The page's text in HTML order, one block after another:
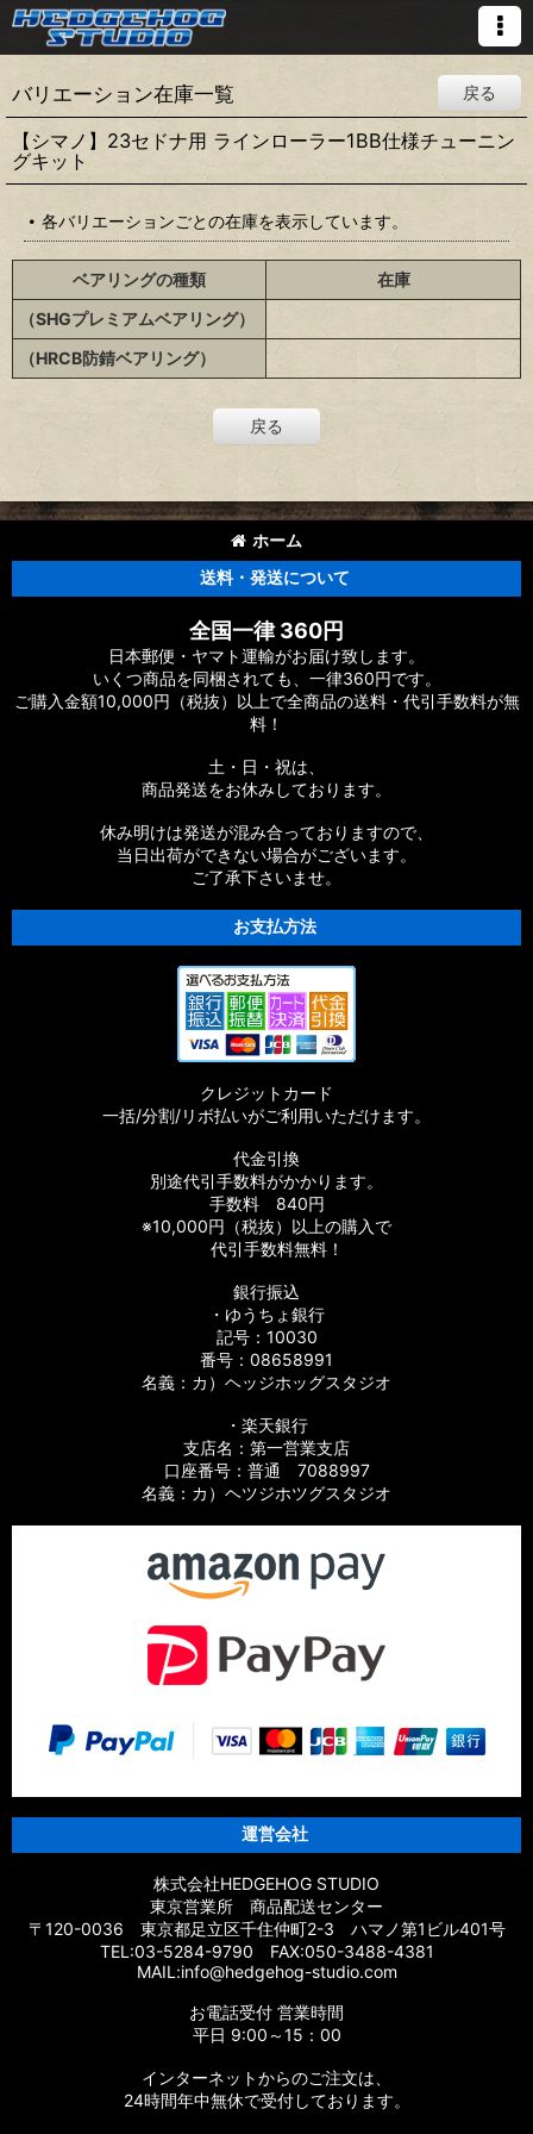
バリエーション在庫一覧 戻る
【シマノ】23セドナ用 ラインローラー1BB仕様チューニン
グキット
各バリエーションごとの在庫を表示しています。
ベアリングの種類
在庫
（SHGプレミアムベアリング）
（HRCB防錆ベアリング）
戻る
ホーム
送料・発送について
全国一律 360円
日本郵便・ヤマト運輸がお届け致します。
いくつ商品を同梱されても、一律360円です。
ご購入金額10,000円（税抜）以上で全商品の送料・代引手数料が無
料！
土・日・祝は、
商品発送をお休みしております。
休み明けは発送が混み合っておりますので、
当日出荷ができない場合がございます。
ご了承下さいませ。
お支払方法
クレジットカード
一括/分割/リボ払いがご利用いただけます。
代金引換
別途代引手数料がかかります。
手数料 840円
※10,000円（税抜）以上の購入で
代引手数料無料！
銀行振込
・ゆうちょ銀行
記号：10030
番号：08658991
名義：カ）ヘッジホッグスタジオ
・楽天銀行
支店名：第一営業支店
口座番号：普通 7088997
名義：カ）ヘツジホツグスタジオ
運営会社
株式会社HEDGEHOG STUDIO
東京営業所 商品配送センター
〒120-0036 東京都足立区千住仲町2-3 ハマノ第1ビル401号
TEL:03-5284-9790 FAX:050-3488-4381
MAIL:info@hedgehog-studio.com
お電話受付 営業時間
平日 9:00～15：00
インターネットからのご注文は、
24時間年中無休で受付しております。